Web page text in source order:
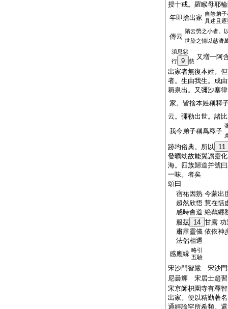
授十戒。羅睺母耶
年即捨出家 自餘弟
具述且
傳云
隋云勞之小者。
世染之情以慈濟
須息惡
行
9 慈
又増一阿
出家者無復本姓。
者。生由我生。成
耨泉出。又彌沙塞
家。皆捨本姓稱釋
云。彌勒出世。諸
我今弟子稱爲釋子
跡均俗典。所以
11
發曠劫故能翼讃靈
海。四族歸道并號
一味。者矣
頌曰
宿祐因熟 今蒙出
超然欣悟 慧在恬
感時會道 絶羈纒
服茲 14 甘露 功
肅肅靈儀 依依神
法侶相遇
感應縁 略引
五驗
宋沙門智嚴 宋沙
尼曇輝 宋居士趙
宋京師枳園寺有釋
出家。便以精勤著
通經論罕所希類。